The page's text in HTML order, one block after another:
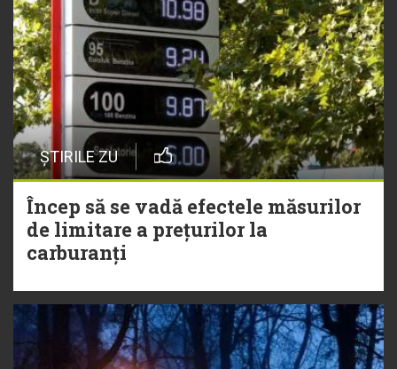
ȘTIRILE ZU
Încep să se vadă efectele măsurilor
de limitare a prețurilor la
carburanți